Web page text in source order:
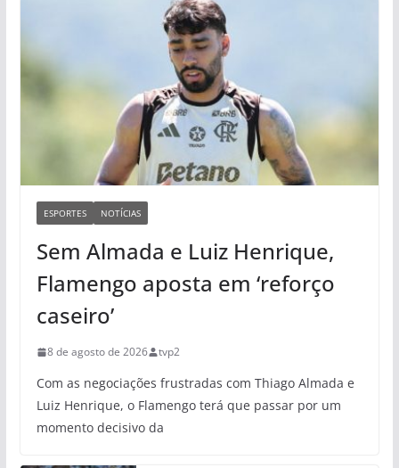
ESPORTES NOTÍCIAS
Sem Almada e Luiz Henrique,
Flamengo aposta em ‘reforço
caseiro’
8 de agosto de 2026 tvp2
Com as negociações frustradas com Thiago Almada e
Luiz Henrique, o Flamengo terá que passar por um
momento decisivo da